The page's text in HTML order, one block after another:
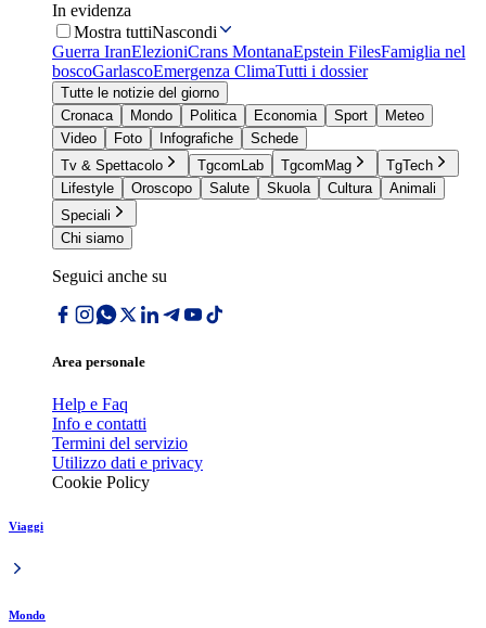
In evidenza
Mostra tuttiNascondi
Guerra IranElezioniCrans MontanaEpstein FilesFamiglia nel
boscoGarlascoEmergenza ClimaTutti i dossier
Tutte le notizie del giorno
Cronaca
Mondo Politica Economia Sport
Meteo
Video
Foto Infografiche
Schede
Tv & Spettacolo
TgcomLab TgcomMag
TgTech
Lifestyle
Oroscopo Salute Skuola Cultura
Animali
Speciali
Chi siamo
Seguici anche su
Area personale
Help e Faq
Info e contatti
Termini del servizio
Utilizzo dati e privacy
Cookie Policy
Viaggi
Mondo